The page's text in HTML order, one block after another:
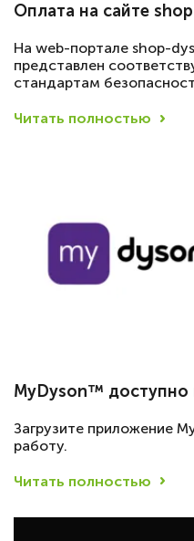
Оплата на сайте
На web-портале shop-
представлен
стандартам
Читать полностью
MyDyson™ доступно
Загрузите приложение
работу.
Читать полностью